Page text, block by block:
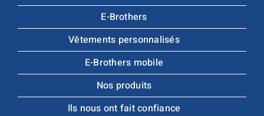
E-Brothers
Vêtements personnalisés
E-Brothers mobile
Nos produits
Ils nous ont fait confiance